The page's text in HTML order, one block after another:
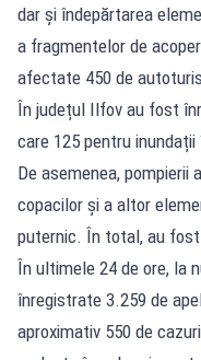
dar și îndepărtarea
a fragmentelor de
afectate 450 de
În județul Ilfov au fost
care 125 pentru
De asemenea,
copacilor și a altor
puternic. În total, au
În ultimele 24 de ore, la
înregistrate 3.259 de
aproximativ 550 de